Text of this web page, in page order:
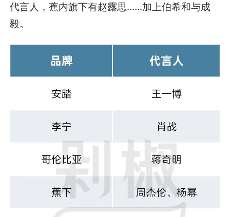
代言人，蕉内旗下有赵露思......加上伯希和与成
毅。